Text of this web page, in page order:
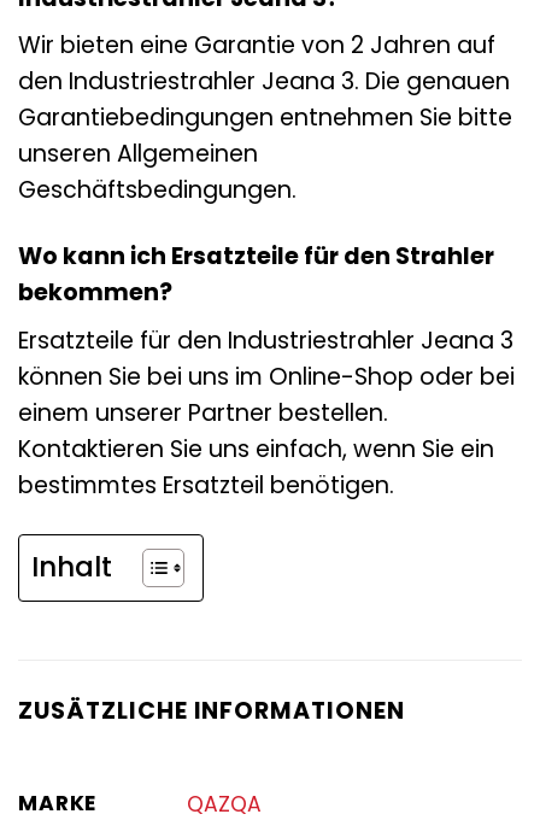
Wir bieten eine Garantie von 2 Jahren auf
den Industriestrahler Jeana 3. Die genauen
Garantiebedingungen entnehmen Sie bitte
unseren Allgemeinen
Geschäftsbedingungen.
Wo kann ich Ersatzteile für den Strahler
bekommen?
Ersatzteile für den Industriestrahler Jeana 3
können Sie bei uns im Online-Shop oder bei
einem unserer Partner bestellen.
Kontaktieren Sie uns einfach, wenn Sie ein
bestimmtes Ersatzteil benötigen.
Inhalt
ZUSÄTZLICHE INFORMATIONEN
MARKE QAZQA